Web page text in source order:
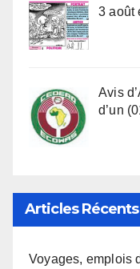
3 août
Avis
d’un
Articles Récents
Voyages, emplois